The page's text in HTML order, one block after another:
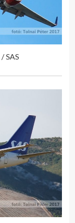
SAS